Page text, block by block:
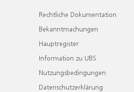
Rechtliche Dokumentation
Bekanntmachungen
Hauptregister
Information zu UBS
Nutzungsbedingungen
Datenschutzerklärung